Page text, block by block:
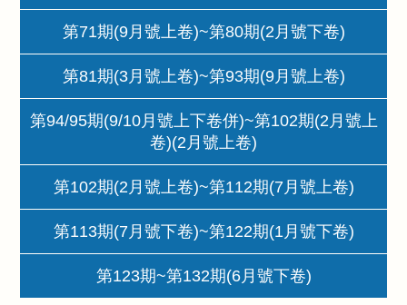
第71期(9月號上卷)~第80期(2月號下卷)
第81期(3月號上卷)~第93期(9月號上卷)
第94/95期(9/10月號上下卷併)~第102期(2月號上
卷)(2月號上卷)
第102期(2月號上卷)~第112期(7月號上卷)
第113期(7月號下卷)~第122期(1月號下卷)
第123期~第132期(6月號下卷)